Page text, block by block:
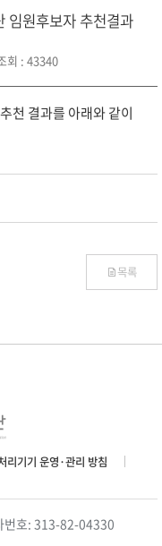
임원후보자 추천결과
회 : 43340
천 결과를 아래와 같이
목록
리기기 운영·관리 방침
번호: 313-82-04330